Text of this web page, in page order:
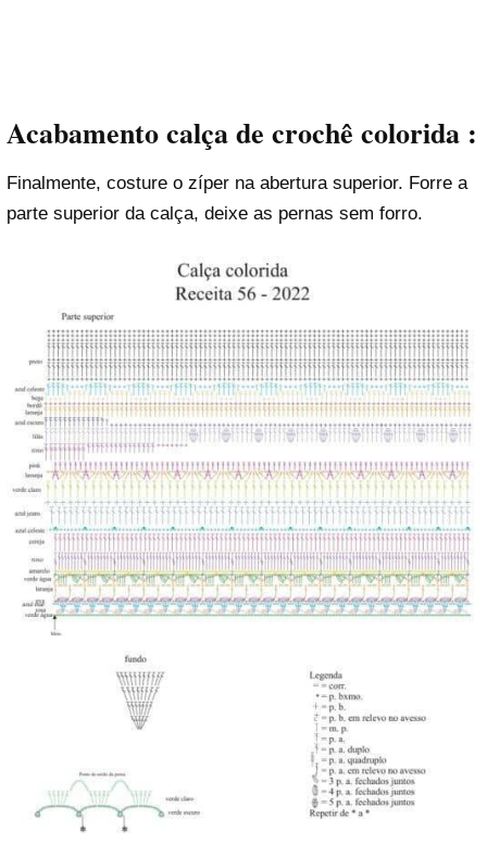
Acabamento calça de crochê colorida :
Finalmente, costure o zíper na abertura superior. Forre a
parte superior da calça, deixe as pernas sem forro.